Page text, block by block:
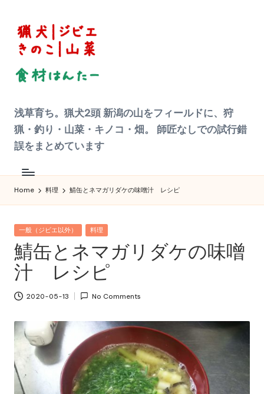
content
狩
猟
|
ジ
ビ
エ
理
食
材
ハ
ン
ー
へ
の
道
浅草育ち。猟犬2頭 新潟の山をフィールドに、狩
猟・釣り・山菜・キノコ・畑。 師匠なしでの試行錯
誤をまとめています
Home 料理 鯖缶とネマガリダケの味噌汁 レシピ
Posted
一般（ジビエ以外） 料理
鯖缶とネマガリダケの味噌
汁 レシピ
2020-05-13 No Comments